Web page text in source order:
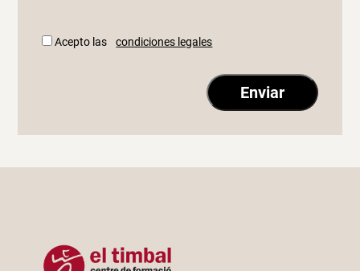
Acepto las condiciones legales